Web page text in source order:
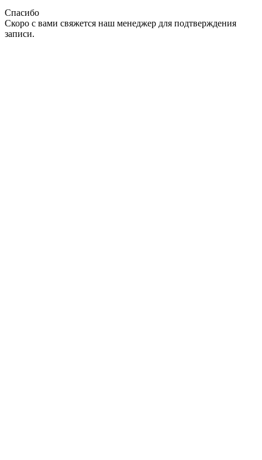
Спасибо
Скоро с вами свяжется наш менеджер для подтверждения
записи.